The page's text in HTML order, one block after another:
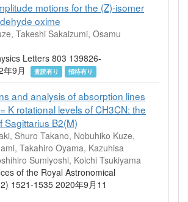
motions for the (Z)-isomer
oxime
Takeshi Sakaizumi, Osamu
Letters 803 139826-
年9月
査読有り 招待有り
and analysis of absorption lines
K rotational levels of CH3CN: the
Sagittarius B2(M)
Shuro Takano, Nobuhiko Kuze,
Takahiro Oyama, Kazuhisa
Sumiyoshi, Koichi Tsukiyama
of the Royal Astronomical
1521-1535 2020年9月11